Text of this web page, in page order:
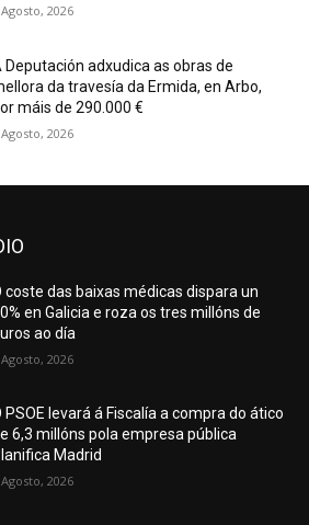
2026
Deputación adxudica as obras de
da travesía da Ermida, en Arbo,
máis de 290.000 €
2026
coste das baixas médicas dispara un
en Galicia e roza os tres millóns de
ao día
2026
PSOE levará á Fiscalía a compra do ático
6,3 millóns pola empresa pública
Madrid
2026